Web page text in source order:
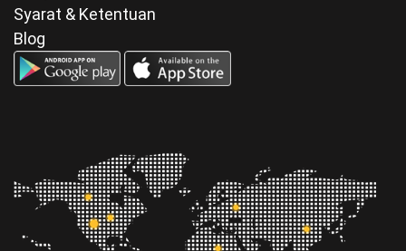
Syarat & Ketentuan
Blog